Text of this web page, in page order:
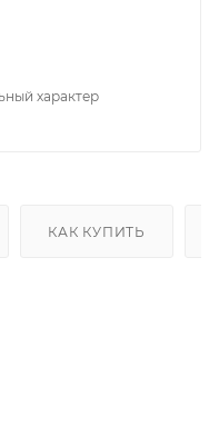
характер
КАК КУПИТЬ